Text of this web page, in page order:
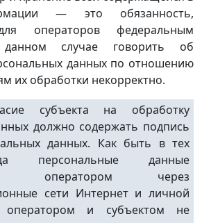
— это обязанность,
операторов федеральным
случае говорить об
данных по отношению
их обработки некорректно.
субъекта на обработку
должно содержать подпись
данных. Как быть в тех
персональные данные
оператором через
сети Интернет и личной
оператором и субъектом не